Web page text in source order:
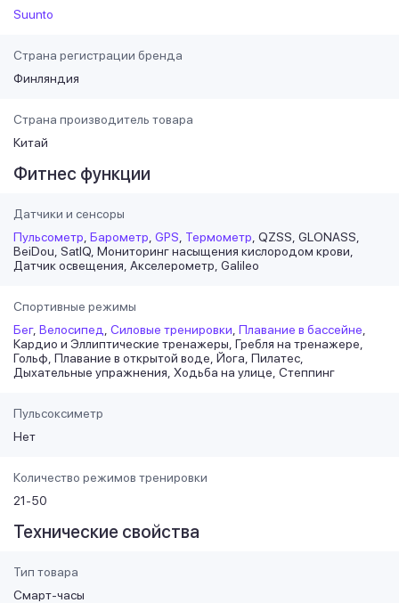
Suunto
Страна регистрации бренда
Финляндия
Страна производитель товара
Китай
Фитнес функции
Датчики и сенсоры
Пульсометр Барометр GPS Термометр QZSS GLONASS
BeiDou SatIQ Мониторинг насыщения кислородом крови
Датчик освещения Акселерометр Galileo
Спортивные режимы
Бег Велосипед Силовые тренировки Плавание в бассейне
Кардио и Эллиптические тренажеры Гребля на тренажере
Гольф Плавание в открытой воде Йога Пилатес
Дыхательные упражнения Ходьба на улице Степпинг
Пульсоксиметр
Нет
Количество режимов тренировки
21-50
Технические свойства
Тип товара
Смарт-часы